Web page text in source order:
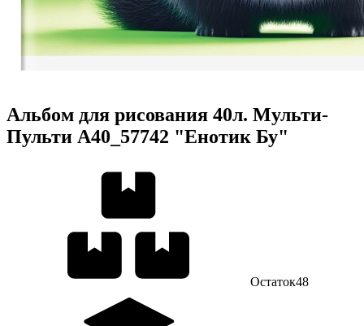
Альбом для рисования 40л. Мульти-
Пульти А40_57742 "Енотик Бу"
Остаток48